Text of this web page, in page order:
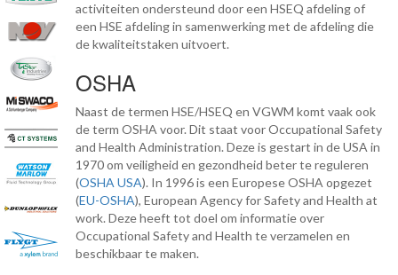
activiteiten ondersteund door een HSEQ afdeling of
een HSE afdeling in samenwerking met de afdeling die
de kwaliteitstaken uitvoert.
OSHA
Naast de termen HSE/HSEQ en VGWM komt vaak ook
de term OSHA voor. Dit staat voor Occupational Safety
and Health Administration. Deze is gestart in de USA in
1970 om veiligheid en gezondheid beter te reguleren
(OSHA USA). In 1996 is een Europese OSHA opgezet
(EU-OSHA), European Agency for Safety and Health at
work. Deze heeft tot doel om informatie over
Occupational Safety and Health te verzamelen en
beschikbaar te maken.